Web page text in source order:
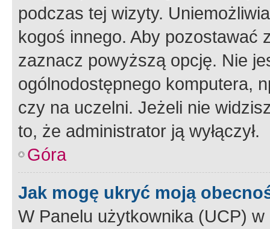
podczas tej wizyty.
kogoś innego. Aby pozostawać
zaznacz powyższą opcję. Nie
ogólnodostępnego komputera,
czy na uczelni. Jeżeli nie
to, że administrator ją wyłączył.
Góra
Jak mogę ukryć moją
W Panelu użytkownika (UCP) w